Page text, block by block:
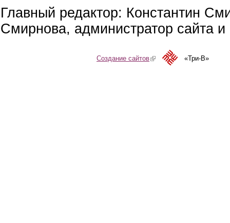
Главный редактор: Константин
Смирнова, администратор сайта
Создание сайтов(link is external)«Три-В»